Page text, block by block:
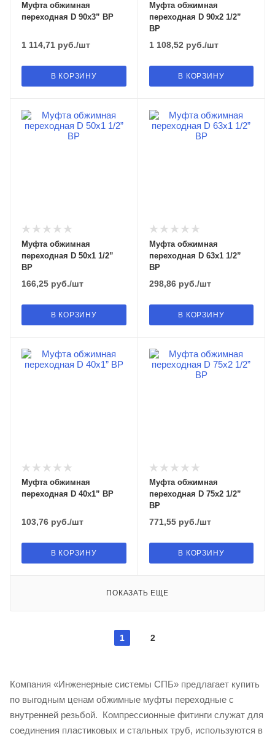
Муфта обжимная
переходная D 90х3” ВР
1 114,71 руб./шт
В КОРЗИНУ
Муфта обжимная
переходная D 90х2 1/2”
ВР
1 108,52 руб./шт
В КОРЗИНУ
Муфта обжимная
переходная D 50х1 1/2”
ВР
166,25 руб./шт
В КОРЗИНУ
Муфта обжимная
переходная D 63х1 1/2”
ВР
298,86руб./шт
В КОРЗИНУ
Муфта обжимная
переходная D 40х1” ВР
103,76 руб./шт
В КОРЗИНУ
Муфта обжимная
переходная D 75х2 1/2”
ВР
771,55руб./шт
В КОРЗИНУ
ПОКАЗАТЬ ЕЩЕ
1 2
Компания «Инженерные системы СПБ» предлагает купить
по выгодным ценам обжимные муфты переходные с
внутренней резьбой. Компрессионные фитинги служат для
соединения пластиковых и стальных труб, используются в